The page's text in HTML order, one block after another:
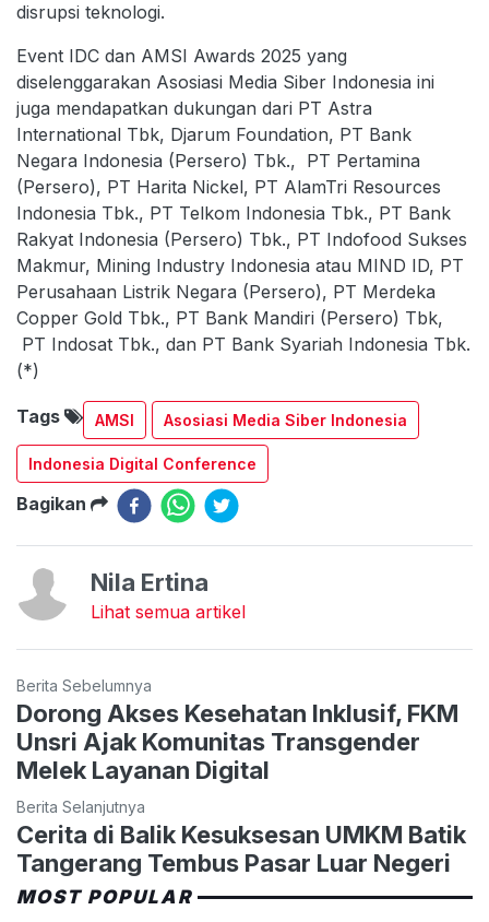
disrupsi teknologi.
Event IDC dan AMSI Awards 2025 yang
diselenggarakan Asosiasi Media Siber Indonesia ini
juga mendapatkan dukungan dari PT Astra
International Tbk, Djarum Foundation, PT Bank
Negara Indonesia (Persero) Tbk., PT Pertamina
(Persero), PT Harita Nickel, PT AlamTri Resources
Indonesia Tbk., PT Telkom Indonesia Tbk., PT Bank
Rakyat Indonesia (Persero) Tbk., PT Indofood Sukses
Makmur, Mining Industry Indonesia atau MIND ID, PT
Perusahaan Listrik Negara (Persero), PT Merdeka
Copper Gold Tbk., PT Bank Mandiri (Persero) Tbk,
PT Indosat Tbk., dan PT Bank Syariah Indonesia Tbk.
(*)
Tags AMSI Asosiasi Media Siber Indonesia
Indonesia Digital Conference
Bagikan
Nila Ertina
Lihat semua artikel
Berita Sebelumnya
Dorong Akses Kesehatan Inklusif, FKM
Unsri Ajak Komunitas Transgender
Melek Layanan Digital
Berita Selanjutnya
Cerita di Balik Kesuksesan UMKM Batik
Tangerang Tembus Pasar Luar Negeri
MOST POPULAR